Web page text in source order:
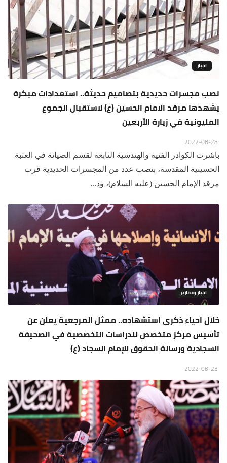
اخبار
نصب مجسرات حديدية بتصاميم حديثة.. استعدادات مبكرة
يشهدها مرقد الامام الحسين (ع) لاستقبال الجموع
المليونية في زيارة الأربعين
باشرت الكوادر الفنية والهندسية التابعة لقسم الصيانة في العتبة
الحسينية المقدسة، بنصب عدد من المجسرات الحديدية قرب
مرقد الإمام الحسين (عليه السلام)، وذ...
اخبار وتقارير
خلال احياء ذكرى استشهاده.. ممثل المرجعية يعلن عن
تأسيس مركز متخصص للدراسات التخصصية في الصحيفة
السجادية ورسالة الحقوق للإمام السجاد (ع)